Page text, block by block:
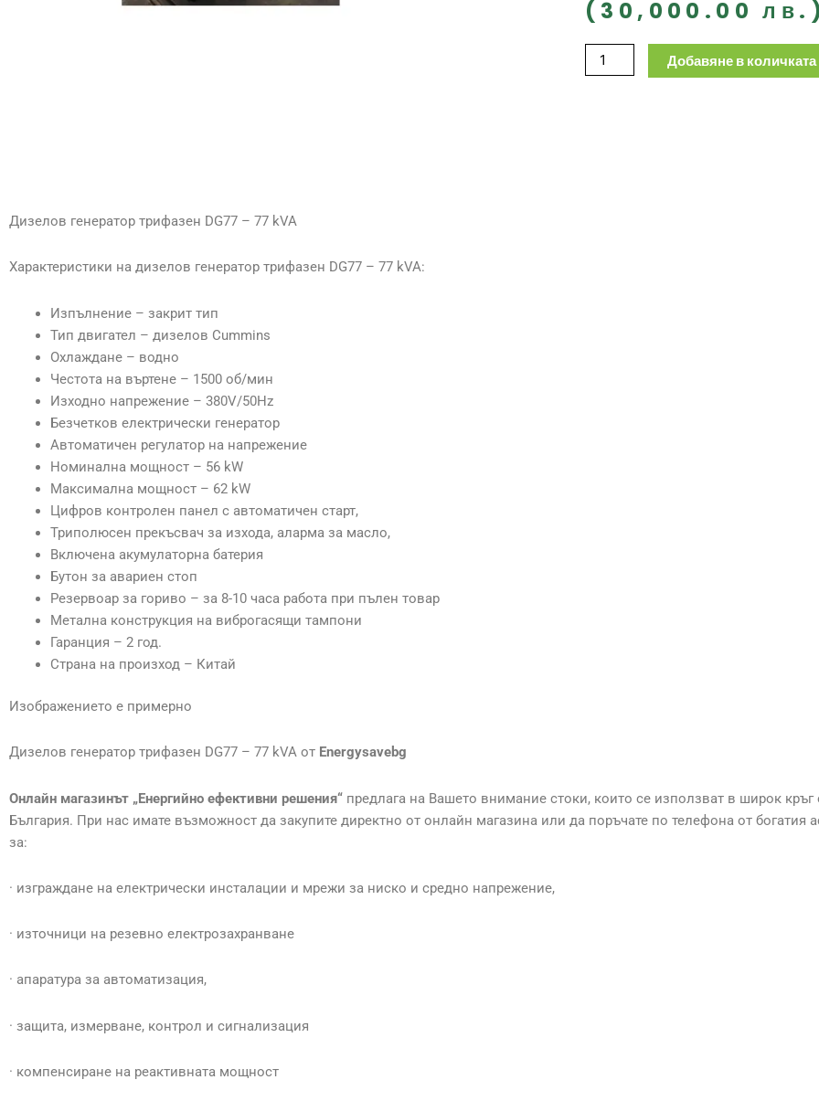
(30,000.00 лв.)
количество
за
Добавяне в количката
Дизелов генератор трифазен DG77 – 77 kVA
Характеристики на дизелов генератор трифазен DG77 – 77 kVA:
Изпълнение – закрит тип
Тип двигател – дизелов Cummins
Охлаждане – водно
Честота на въртене – 1500 об/мин
Изходно напрежение – 380V/50Hz
Безчетков електрически генератор
Автоматичен регулатор на напрежение
Номинална мощност – 56 kW
Максимална мощност – 62 kW
Цифров контролен панел с автоматичен старт,
Триполюсен прекъсвач за изхода, аларма за масло,
Включена акумулаторна батерия
Бутон за авариен стоп
Резервоар за гориво – за 8-10 часа работа при пълен товар
Метална конструкция на виброгасящи тампони
Гаранция – 2 год.
Страна на произход – Китай
Изображението е примерно
Дизелов генератор трифазен DG77 – 77 kVA от Energysavebg
Онлайн магазинът „Енергийно ефективни решения“ предлага на Вашето внимание стоки, които се използват в широк
България. При нас имате възможност да закупите директно от онлайн магазина или да поръчате по телефона от богатия
за:
· изграждане на електрически инсталации и мрежи за ниско и средно напрежение,
· източници на резевно електрозахранване
· апаратура за автоматизация,
· защита, измерване, контрол и сигнализация
· компенсиране на реактивната мощност